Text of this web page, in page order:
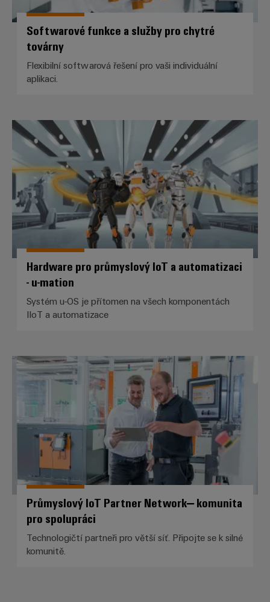
Softwarové funkce a služby pro chytré
továrny
Flexibilní softwarová řešení pro vaši individuální
aplikaci.
Hardware pro průmyslový IoT
Hardware pro průmyslový IoT a automatizaci
- u-mation
Systém u-OS je přítomen na všech komponentách
IIoT a automatizace
Průmyslový IoT Partner
Průmyslový IoT Partner Network– komunita
pro spolupráci
Technologičtí partneři pro větší síť. Připojte se k silné
komunitě.